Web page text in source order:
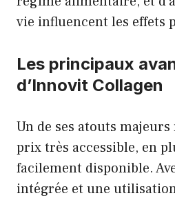
vie influencent les effets
Les principaux
d’Innovit Collagen
Un de ses atouts
prix très accessible, en
facilement disponible.
intégrée et une